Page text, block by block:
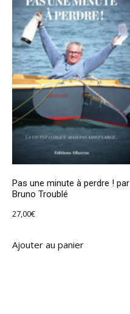
Pas une minute à perdre ! par
Bruno Troublé
27,00€
Ajouter au panier